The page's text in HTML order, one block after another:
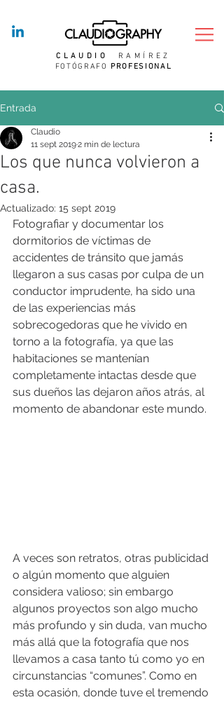
CLAUDIO
RAMÍREZ
FOTÓGRAFO PROFESIONAL
Entrada
Los que nunca volvieron a
casa.
Claudio
11 sept 20192 min de lectura
Actualizado: 15 sept 2019
Fotografiar y documentar los
dormitorios de víctimas de
accidentes de tránsito que jamás
llegaron a sus casas por culpa de un
conductor imprudente, ha sido una
de las experiencias más
sobrecogedoras que he vivido en
torno a la fotografía, ya que las
habitaciones se mantenían
completamente intactas desde que
sus dueños las dejaron años atrás, al
momento de abandonar este mundo.
A veces son retratos, otras publicidad
o algún momento que alguien
considera valioso; sin embargo
algunos proyectos son algo mucho
más profundo y sin duda, van mucho
más allá que la fotografía que nos
llevamos a casa tanto tú como yo en
circunstancias “comunes”. Como en
esta ocasión, donde tuve el tremendo